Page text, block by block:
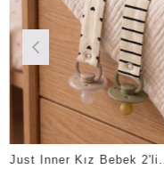
Just Inner Kız Bebek 2'li Pamuklu Emzik Askısı Klipsli Kalpli Çizgili Fiyonklu Güvenli (684104)